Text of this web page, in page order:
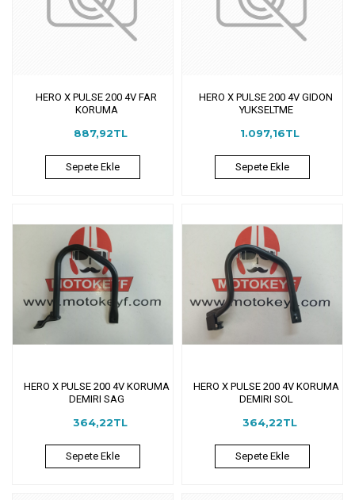
HERO X PULSE 200 4V FAR
KORUMA
887,92TL
Sepete Ekle
HERO X PULSE 200 4V GIDON
YUKSELTME
1.097,16TL
Sepete Ekle
HERO X PULSE 200 4V KORUMA
DEMIRI SAG
364,22TL
Sepete Ekle
HERO X PULSE 200 4V KORUMA
DEMIRI SOL
364,22TL
Sepete Ekle